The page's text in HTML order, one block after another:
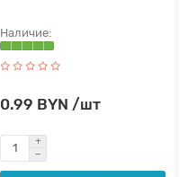
0.99 BYN /шт